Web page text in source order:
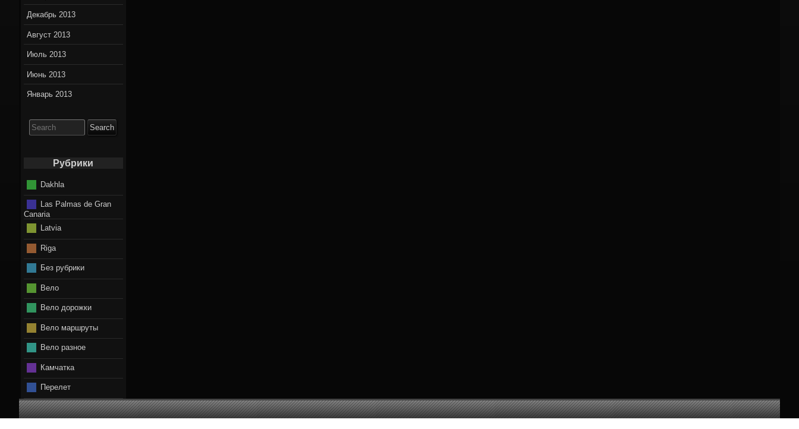
Декабрь 2013
Август 2013
Июль 2013
Июнь 2013
Январь 2013
for:
Рубрики
Dakhla
Las Palmas de Gran
Canaria
Latvia
Riga
Без рубрики
Вело
Вело дорожки
Вело маршруты
Вело разное
Камчатка
Перелет